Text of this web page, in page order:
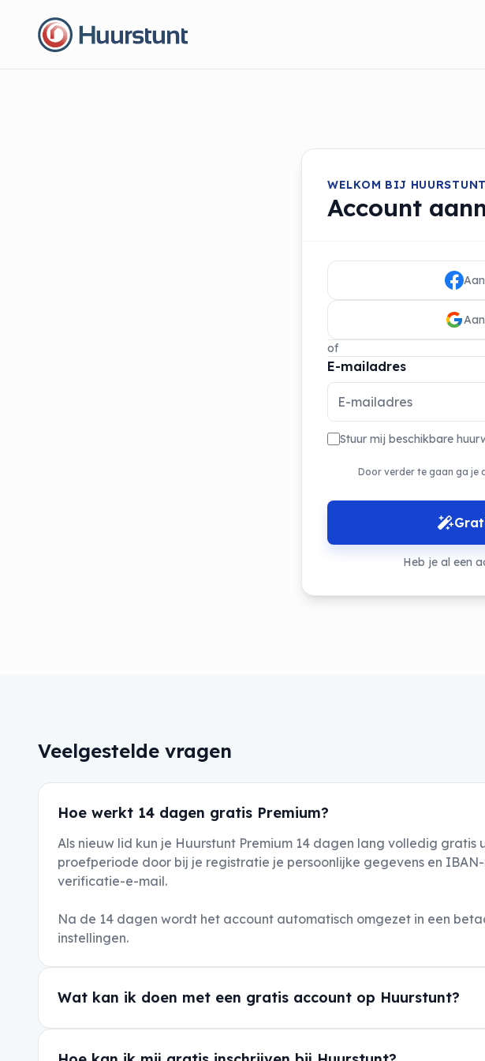
WELKOM BIJ HUURSTUNT
Account
of
E-mailadres
Stuur mij beschikbare
Door verder te gaan ga je
Heb je al een
Veelgestelde vragen
Hoe werkt 14 dagen gratis Premium?
Als nieuw lid kun je Huurstunt Premium 14 dagen lang volledig
proefperiode door bij je registratie je persoonlijke gegevens en
verificatie-e-mail.
Na de 14 dagen wordt het account automatisch omgezet in een
instellingen.
Wat kan ik doen met een gratis account op Huurstunt?